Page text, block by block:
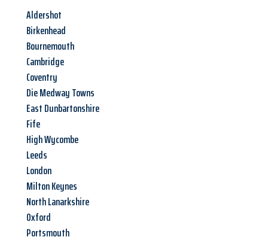
Aldershot
Birkenhead
Bournemouth
Cambridge
Coventry
Die Medway Towns
East Dunbartonshire
Fife
High Wycombe
Leeds
London
Milton Keynes
North Lanarkshire
Oxford
Portsmouth